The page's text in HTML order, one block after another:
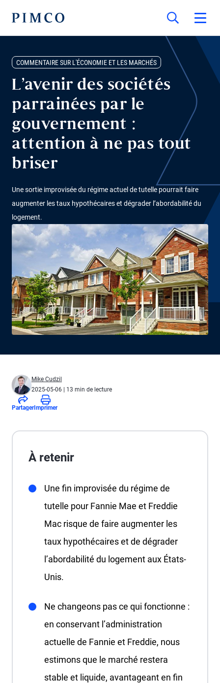
COMMENTAIRE SUR L'ÉCONOMIE ET LES MARCHÉS
L’avenir des sociétés
parrainées par le
gouvernement :
attention à ne pas tout
briser
Une sortie improvisée du régime actuel de tutelle pourrait faire
augmenter les taux hypothécaires et dégrader l’abordabilité du
logement.
Mike Cudzil
2025-05-06 | 13 min de lecture
Partager Imprimer
À retenir
Une fin improvisée du régime de
tutelle pour Fannie Mae et Freddie
Mac risque de faire augmenter les
taux hypothécaires et de dégrader
l’abordabilité du logement aux États-
Unis.
Ne changeons pas ce qui fonctionne :
en conservant l’administration
actuelle de Fannie et Freddie, nous
estimons que le marché restera
stable et liquide, avantageant en fin